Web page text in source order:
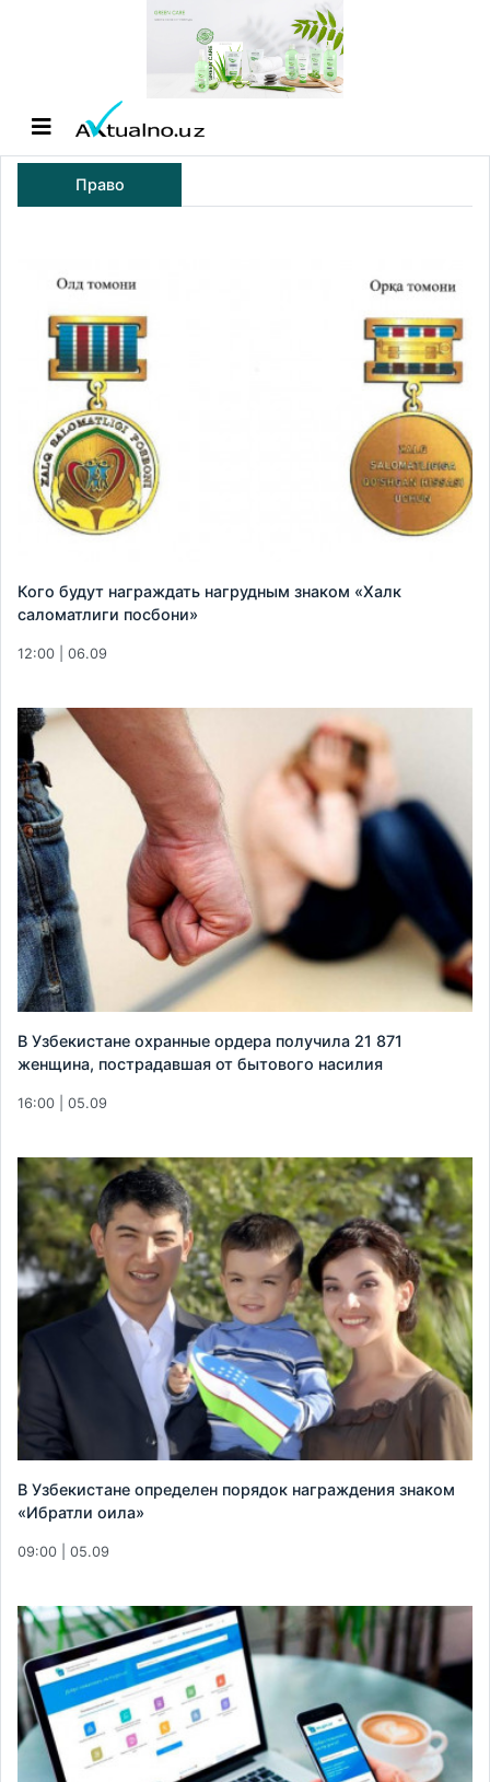
Право
Кого будут награждать нагрудным знаком «Халк
саломатлиги посбони»
12:00 | 06.09
В Узбекистане охранные ордера получила 21 871
женщина, пострадавшая от бытового насилия
16:00 | 05.09
В Узбекистане определен порядок награждения знаком
«Ибратли оила»
09:00 | 05.09